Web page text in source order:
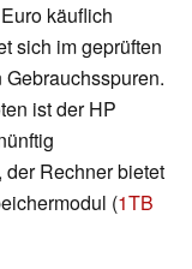
käuflich
sich im geprüften
ist der HP
Rechner bietet
(1TB